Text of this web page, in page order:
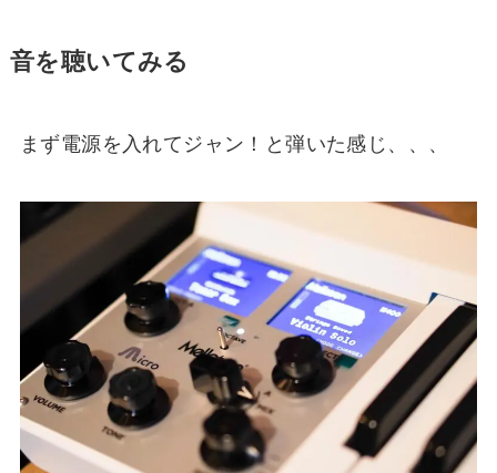
音を聴いてみる
まず電源を入れてジャン！と弾いた感じ、、、